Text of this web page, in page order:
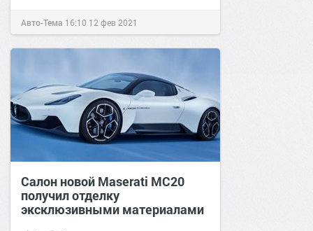
Авто-Тема 16:10 12 фев 2021
Салон новой Maserati MC20
получил отделку
эксклюзивными материалами